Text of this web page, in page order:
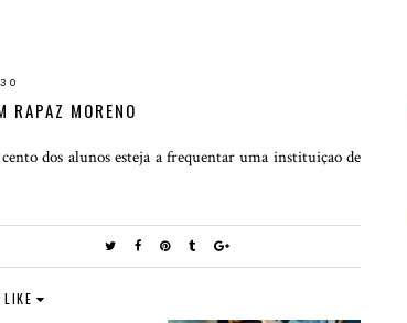
RAPAZ MORENO
dos alunos esteja a frequentar uma instituiçao de